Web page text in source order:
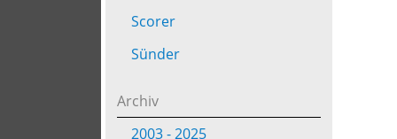
Scorer
Sünder
Archiv
2003 - 2025